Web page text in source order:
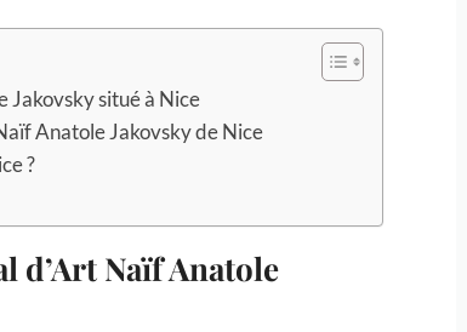
Jakovsky situé à Nice
Anatole Jakovsky de Nice
?
d’Art Naïf Anatole